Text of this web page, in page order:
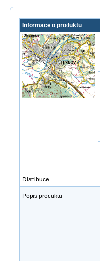
Informace o produktu
Distribuce
Popis produktu